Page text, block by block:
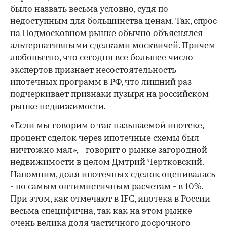
было назвать весьма условно, судя по
недоступным для большинства ценам. Так, спрос
на Подмосковном рынке обычно объяснялся
альтернативными сделками москвичей. Причем
любопытно, что сегодня все большее число
экспертов признает несостоятельность
ипотечных программ в РФ, что лишний раз
подчеркивает признаки пузыря на российском
рынке недвижимости.
«Если мы говорим о так называемой ипотеке,
процент сделок через ипотечные схемы был
ничтожно мал», - говорит о рынке загородной
недвижимости в целом Дмтрий Чертковский.
Напомним, доля ипотечных сделок оценивалась
- по самым оптимистичным расчетам - в 10%.
При этом, как отмечают в IFC, ипотека в России
весьма специфична, так как на этом рынке
очень велика доля частичного досрочного